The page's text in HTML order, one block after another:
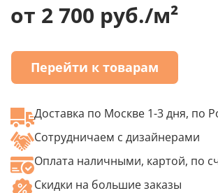
от 2 700 руб./м²
Перейти к товарам
Доставка по Москве 1-3 дня, по
Сотрудничаем с дизайнерами
Оплата наличными, картой, по
Скидки на большие заказы